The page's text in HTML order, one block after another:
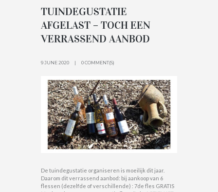
TUINDEGUSTATIE
AFGELAST – TOCH EEN
VERRASSEND AANBOD
9 JUNE 2020 0 COMMENT(S)
De tuindegustatie organiseren is moeilijk dit jaar.
Daarom dit verrassend aanbod: bij aankoop van 6
flessen (dezelfde of verschillende) : 7de fles GRATIS